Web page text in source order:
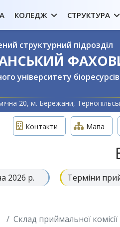
КОЛЕДЖ СТРУКТУРА
структурний підрозділ
університету
20, м. Бережани,
Контакти Мапа
2026 р. Терміни
Склад приймальної комісії